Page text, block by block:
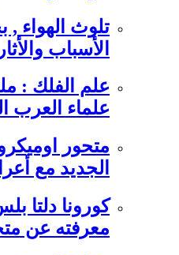
تلوث
الأسباب
علم الفلك :
علماء العرب
متحور
الجديد مع
كورونا دلتا
معرفته عن